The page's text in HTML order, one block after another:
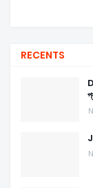
RECENTS